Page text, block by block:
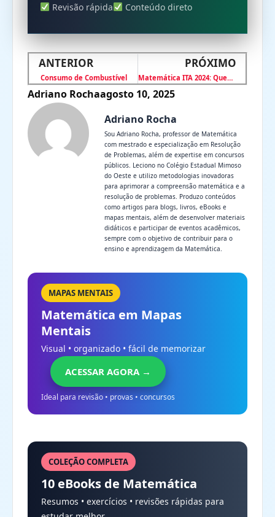
Revisão rápida
Conteúdo direto
ANTERIOR
Consumo de Combustível
PRÓXIMO
Matemática ITA 2024: Questão 1 — 2ª Fase
Adriano Rochaagosto 10, 2025
Adriano Rocha
Sou Adriano Rocha, professor de Matemática
com mestrado e especialização em Resolução
de Problemas, além de expertise em concursos
públicos. Leciono no Colégio Estadual Mimoso
do Oeste e utilizo metodologias inovadoras
para aprimorar a compreensão matemática e a
resolução de problemas. Produzo conteúdos
como artigos para blogs, livros, eBooks e
mapas mentais, além de desenvolver materiais
didáticos e participar de eventos acadêmicos,
sempre com o objetivo de contribuir para o
ensino e aprendizagem da Matemática.
MAPAS MENTAIS
Matemática em Mapas
Mentais
Visual • organizado • fácil de memorizar
ACESSAR AGORA →
Ideal para revisão • provas • concursos
COLEÇÃO COMPLETA
10 eBooks de Matemática
Resumos • exercícios • revisões rápidas para